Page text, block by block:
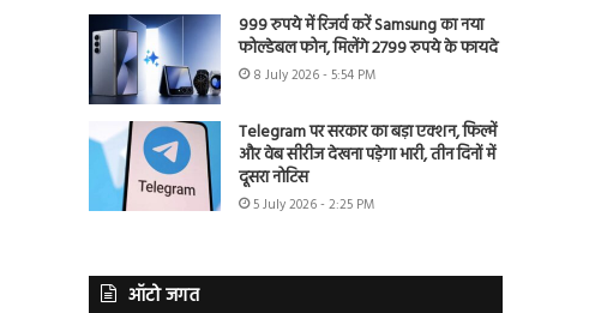
999 रुपये में रिजर्व करें Samsung का नया
फोल्डेबल फोन, मिलेंगे 2799 रुपये के फायदे
8 July 2026 - 5:54 PM
Telegram पर सरकार का बड़ा एक्शन, फिल्में
और वेब सीरीज देखना पड़ेगा भारी, तीन दिनों में
दूसरा नोटिस
5 July 2026 - 2:25 PM
ऑटो जगत